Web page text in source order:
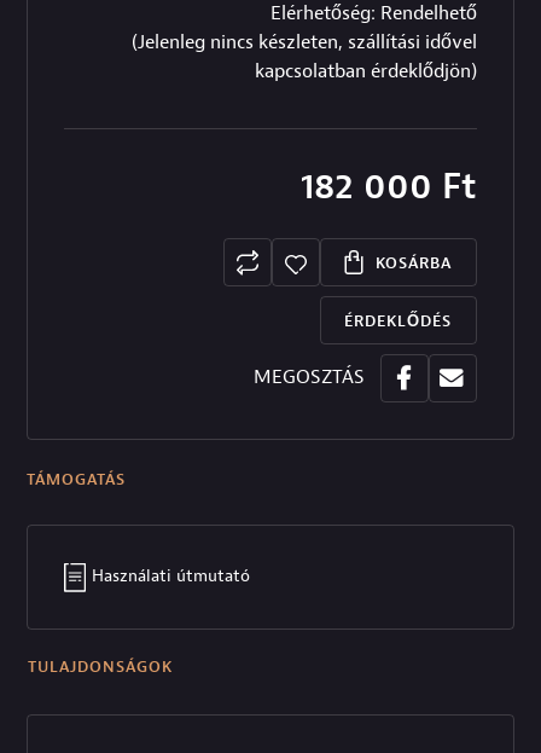
Elérhetőség: Rendelhető
(Jelenleg nincs készleten, szállítási idővel
kapcsolatban érdeklődjön)
182 000 Ft
KOSÁRBA
ÉRDEKLŐDÉS
MEGOSZTÁS
TÁMOGATÁS
Használati útmutató
TULAJDONSÁGOK